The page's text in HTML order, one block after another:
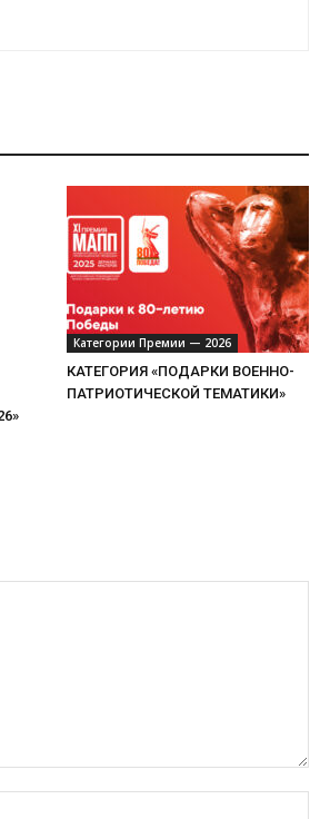
Категории Премии — 2026
КАТЕГОРИЯ «ПОДАРКИ ВОЕННО-
ПАТРИОТИЧЕСКОЙ ТЕМАТИКИ»